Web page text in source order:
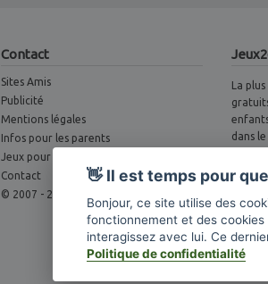
Contact
Sites Amis
Publicité
Mentions légales
Infos pour les parents
Jeux pour Webmaster
Contact
© 2007 - 2026
La
dans
avec
vrai
👋 Il est temps pour
Bonjour, ce site utilise des
fonctionnement et des
interagissez avec lui. Ce
Politique de confidentialité